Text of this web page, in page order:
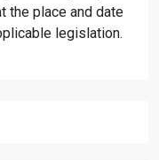
the place and date
legislation.